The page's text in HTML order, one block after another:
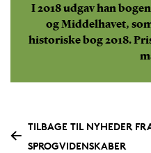
I 2018 udgav han
og Middelhavet,
historiske bog 2018.
TILBAGE TIL NYHEDER
SPROGVIDENSKABER